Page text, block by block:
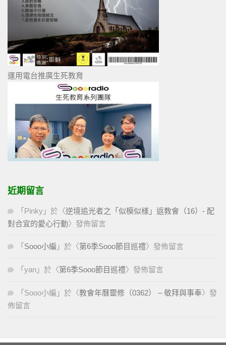
運用電台推廣生死教育
近期留言
「 Pinky 」於〈逆境追光者之「似模似樣」返教會（16）- 配
對合宜的愛心行動〉發佈留言
「 Sooo小編 」於〈第6季Sooo節目巡禮〉發佈留言
「 yan 」於〈第6季Sooo節目巡禮〉發佈留言
「 Sooo小編 」於〈教會年曆靈修（0362） – 敬拜與事奉〉發
佈留言